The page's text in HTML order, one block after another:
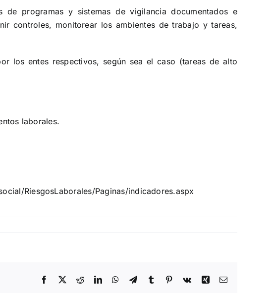
programas y sistemas de vigilancia documentados e
controles, monitorear los ambientes de trabajo y tareas,
los entes respectivos, según sea el caso (tareas de alto
laborales.
RiesgosLaborales/Paginas/indicadores.aspx
Facebook
X RedditLinkedInWhatsApp
TelegramTumblr Pinterest
Vk Xing Email